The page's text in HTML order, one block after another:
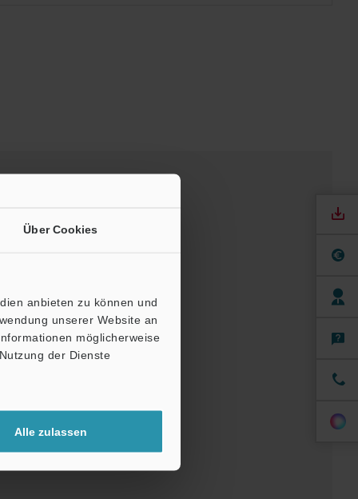
Über Cookies
anbieten zu können und
unserer Website an
möglicherweise
der Dienste
Alle zulassen